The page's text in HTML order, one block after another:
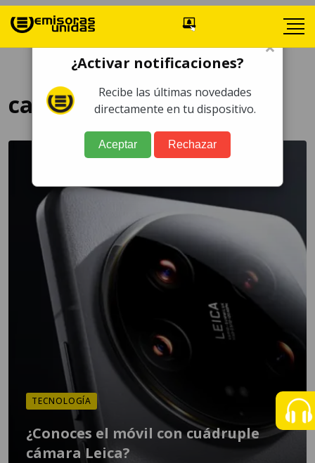
calidad de imagen
TECNOLOGÍA
¿Conoces el móvil con cuádruple
cámara Leica?
×
¿Activar notificaciones?
Recibe las últimas novedades
directamente en tu dispositivo.
Aceptar Rechazar